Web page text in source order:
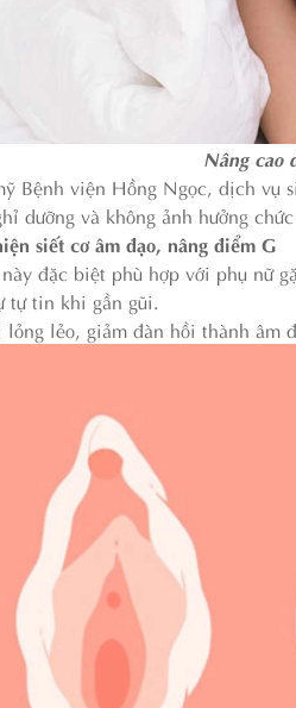
Nâng cao
Bệnh viện Hồng Ngọc, dịch vụ
dưỡng và không ảnh hưởng
siết cơ âm đạo, nâng điểm G
đặc biệt phù hợp với phụ nữ
tự tin khi gần gũi.
lỏng lẻo, giảm đàn hồi thành âm